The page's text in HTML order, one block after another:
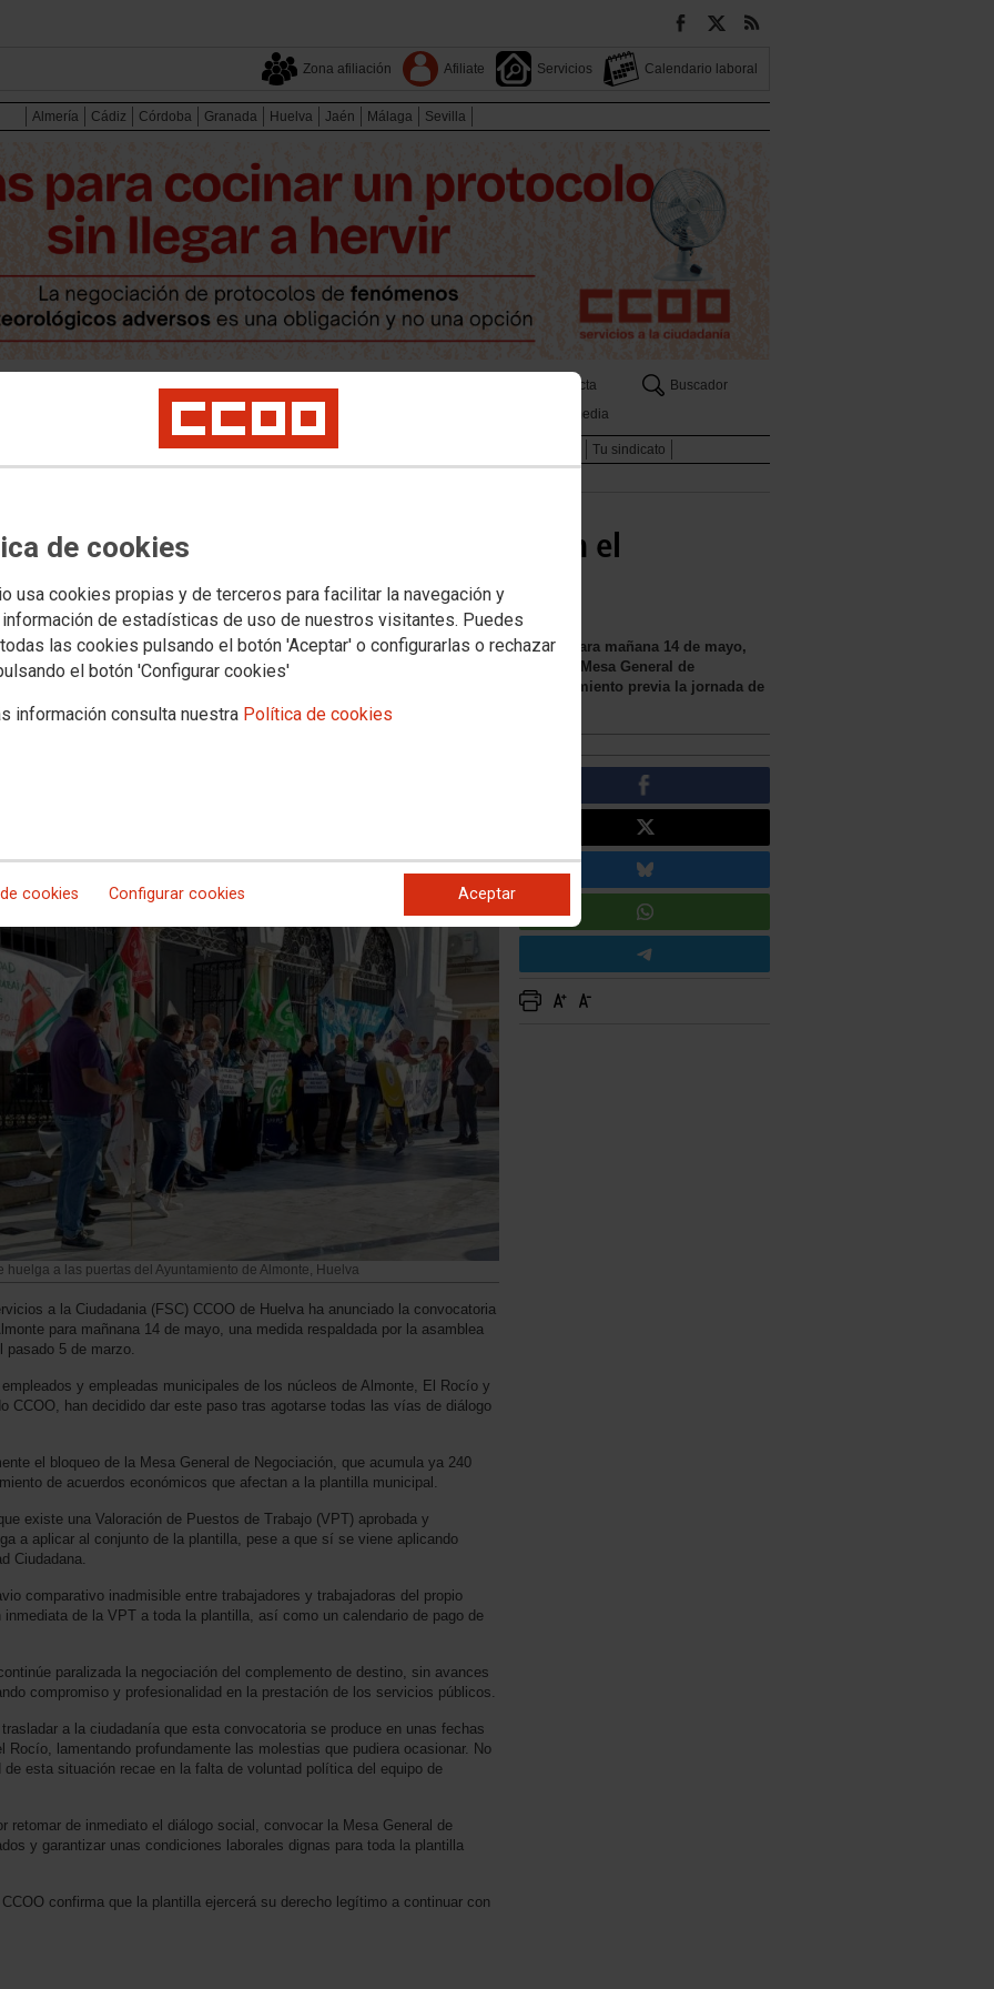
de cookies
usa cookies propias y de terceros para facilitar la navegación y
de estadísticas de uso de nuestros visitantes. Puedes
las cookies pulsando el botón 'Aceptar' o configurarlas o rechazar
el botón 'Configurar cookies'
información consulta nuestra Política de cookies
cookies Configurar cookies Aceptar
Zona afiliación Afiliate Servicios Calendario laboral
Almería Cádiz Córdoba Granada Huelva Jaén Málaga Sevilla
Provincias Contacta
Buscador
Sectores
Multimedia
Política social Empleo Salud laboral
Tu sindicato
a otros sindicatos una Huelga General en el
la convocatoria de huelga general en el Ayuntamiento de Almonte, Huelva para mañana 14 de mayo,
municipal, ante el incumplimiento de acuerdos laborales, la paralización de la Mesa General de
de gobierno. Hoy se ha realizado una concentración a las puertas del ayuntamiento previa la jornada de
a las puertas del Ayuntamiento de Almonte, Huelva
a la Ciudadania (FSC) CCOO de Huelva ha anunciado la convocatoria
para mañnana 14 de mayo, una medida respaldada por la asamblea
pasado 5 de marzo.
y empleadas municipales de los núcleos de Almonte, El Rocío y
CCOO, han decidido dar este paso tras agotarse todas las vías de diálogo
el bloqueo de la Mesa General de Negociación, que acumula ya 240
de acuerdos económicos que afectan a la plantilla municipal.
existe una Valoración de Puestos de Trabajo (VPT) aprobada y
a aplicar al conjunto de la plantilla, pese a que sí se viene aplicando
Ciudadana.
comparativo inadmisible entre trabajadores y trabajadoras del propio
de la VPT a toda la plantilla, así como un calendario de pago de
paralizada la negociación del complemento de destino, sin avances
compromiso y profesionalidad en la prestación de los servicios públicos.
a la ciudadanía que esta convocatoria se produce en unas fechas
lamentando profundamente las molestias que pudiera ocasionar. No
esta situación recae en la falta de voluntad política del equipo de
retomar de inmediato el diálogo social, convocar la Mesa General de
y garantizar unas condiciones laborales dignas para toda la plantilla
confirma que la plantilla ejercerá su derecho legítimo a continuar con